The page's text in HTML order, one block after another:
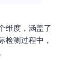
维度，涵盖了
检测过程中，